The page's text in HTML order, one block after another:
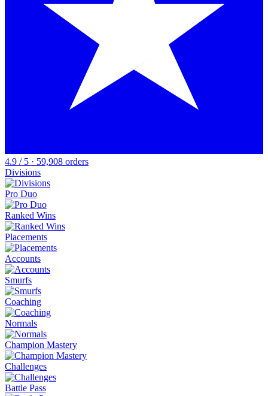
4.9 / 5 · 59,908 orders
Divisions
Pro Duo
Ranked Wins
Placements
Accounts
Smurfs
Coaching
Normals
Champion Mastery
Challenges
Battle Pass